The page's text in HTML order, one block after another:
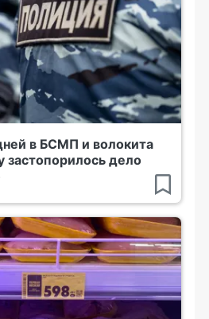
в БСМП и волокита
застопорилось дело